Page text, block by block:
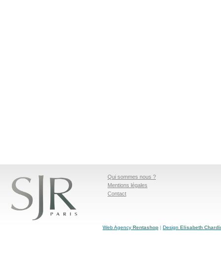
Qui sommes nous ?
Mentions légales
Contact
Web Agency Rentashop | Design Elisabeth